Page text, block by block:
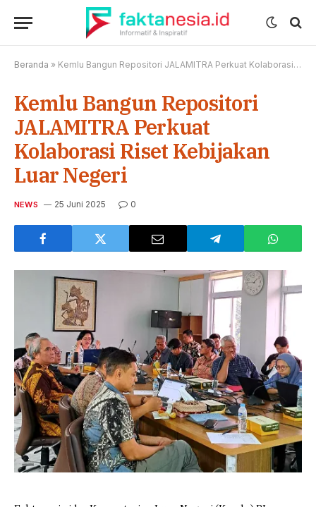
Beranda » Kemlu Bangun Repositori JALAMITRA Perkuat Kolaborasi Riset Kebijakan Luar Negeri
Kemlu Bangun Repositori
JALAMITRA Perkuat
Kolaborasi Riset Kebijakan
Luar Negeri
NEWS 25 Juni 2025 0